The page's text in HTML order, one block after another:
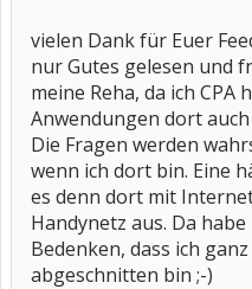
vielen Dank für Euer
nur Gutes gelesen und
meine Reha, da ich CPA
Anwendungen dort
Die Fragen werden
wenn ich dort bin. Eine
es denn dort mit
Handynetz aus. Da
Bedenken, dass ich
abgeschnitten bin ;-)